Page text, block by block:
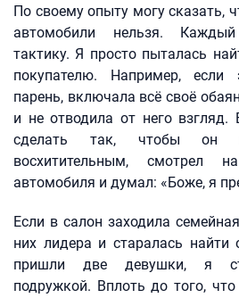
По своему опыту могу сказать,
автомобили нельзя.
тактику. Я просто пыталась
покупателю. Например,
парень, включала всё своё
и не отводила от него
сделать так, чтобы он
восхитительным, смотрел
автомобиля и думал: «Боже, я
Если в салон заходила
них лидера и старалась
пришли две девушки, я
подружкой. Вплоть до того,